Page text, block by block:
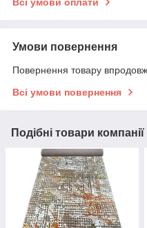
Всі умови оплати
Умови повернення
Повернення товару
Всі умови повернення
Подібні товари компанії